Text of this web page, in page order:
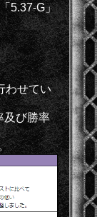
5.37-G」
わせてい
及び勝率